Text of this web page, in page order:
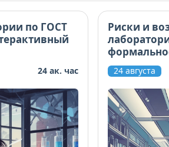
по ГОСТ
24 ак. час
Риски и
управлению
24 августа